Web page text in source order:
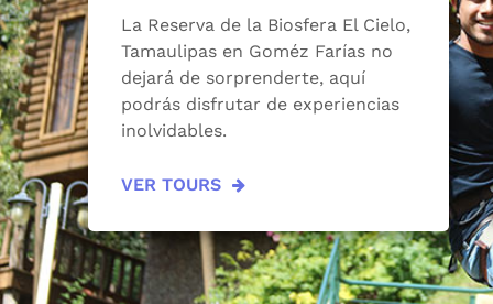
La Reserva de la Biosfera El Cielo,
Tamaulipas en Goméz Farías no
dejará de sorprenderte, aquí
podrás disfrutar de experiencias
inolvidables.
VER TOURS